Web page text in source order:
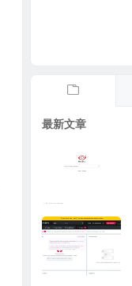
最新文章